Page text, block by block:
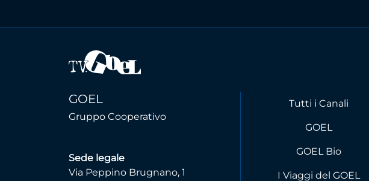
GOEL
Gruppo Cooperativo
Sede legale
Via Peppino Brugnano, 1
Tutti i Canali
GOEL
GOEL Bio
I Viaggi del GOEL